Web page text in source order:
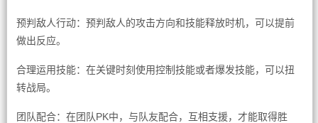
预判敌人行动：预判敌人的攻击方向和技能释放时机，可以提前
做出反应。
合理运用技能：在关键时刻使用控制技能或者爆发技能，可以扭
转战局。
团队配合：在团队PK中，与队友配合，互相支援，才能取得胜